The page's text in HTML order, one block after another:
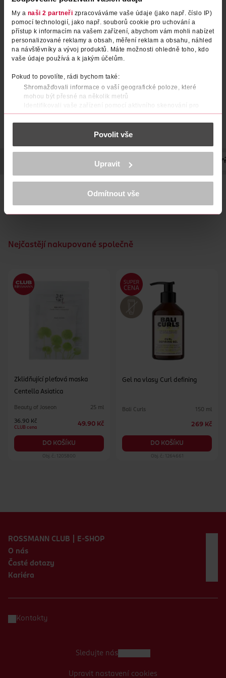
My a naši 2 partneři zpracováváme vaše údaje (jako např. číslo IP)
pomocí technologií, jako např. souborů cookie pro uchování a
přístup k informacím na vašem zařízení, abychom vám mohli nabízet
personalizované reklamy a obsah, měření reklam a obsahu, náhled
na návštěvníky a vývoj produktů. Máte možnosti ohledně toho, kdo
vaše údaje používá a k jakým účelům.
Pokud to povolíte, rádi bychom také:
Shromažďovali informace o vaší geografické poloze, které
mohou být přesné na několik metrů
Identifikovali vaše zařízení pomocí aktivního skenování pro
konkrétní charakteristiky (otisk prstu)
Zjistěte více o tom, jak zpracováváme vaše osobní údaje, a nastavte
části s podrobnostmi . Svůj souhlas můžete kdykoliv
K provozu stránek, personalizaci obsahu a reklam, funkcí sociálních
médií, analýze návštěvnosti, které mohou nést osobní údaje.
Více najdete vprohlášení o ochraně osobních údajů.
Děkujeme za pochopení. >více o cookies<
Povolit vše
Upravit
Odmítnout vše
SLOŽENÍ SKLADOVÁNÍ
Nejčastějí nakupované společně
Zklidňující pleťová maska
Centella Asiatica
Beauty of Joseon 25 ml
36.90 Kč
CLUB cena
49.90 Kč
DO KOŠÍKU
Obj. č.: 1205800
Gel na vlasy Curl defining
Bali Curls 150 ml
269 Kč
DO KOŠÍKU
Obj. č.: 1264661
ROSSMANN CLUB | E-SHOP
O nás
Časté dotazy
Kariéra
Kontakty
Sledujte nás
Upravit nastavení cookies